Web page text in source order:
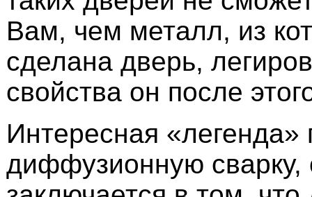
Вам, чем металл, из
сделана дверь,
свойства он после
Интересная «легенда»
диффузионную сварку,